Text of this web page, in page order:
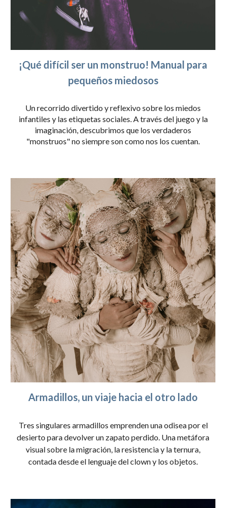
¡Qué difícil ser un monstruo! Manual para
pequeños miedosos
Un recorrido divertido y reflexivo sobre los miedos
infantiles y las etiquetas sociales. A través del juego y la
imaginación, descubrimos que los verdaderos
"monstruos" no siempre son como nos los cuentan.
Armadillos, un viaje hacia el otro lado
Tres singulares armadillos emprenden una odisea por el
desierto para devolver un zapato perdido. Una metáfora
visual sobre la migración, la resistencia y la ternura,
contada desde el lenguaje del clown y los objetos.